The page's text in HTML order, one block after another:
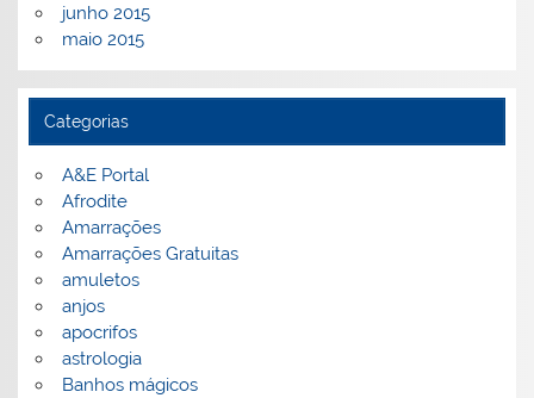
junho 2015
maio 2015
Categorias
A&E Portal
Afrodite
Amarrações
Amarrações Gratuitas
amuletos
anjos
apocrifos
astrologia
Banhos mágicos